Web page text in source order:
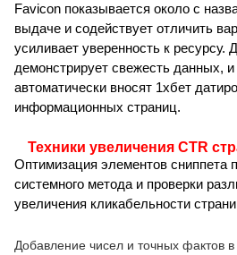
Favicon показывается около с
выдаче и содействует отличить
усиливает уверенность к ресурсу.
демонстрирует свежесть данных,
автоматически вносят 1хбет
информационных страниц.
Техники увеличения CTR
Оптимизация элементов сниппета
системного метода и проверки
увеличения кликабельности
Добавление чисел и точных фактов в